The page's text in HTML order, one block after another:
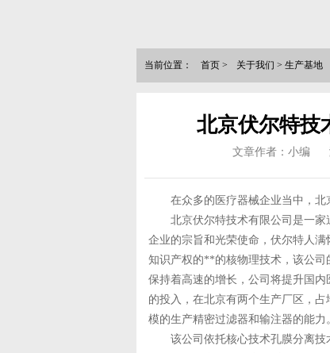
当前位置： 首页 > 关于我们 > 生产基地
北京伏尔特技
文章作者：小编
在众多的医疗器械企业当中，北
北京伏尔特技术有限公司是一家
企业的宗旨和光荣使命，伏尔特人
知识产权的**的核物理技术，该公司
保持着高速的增长，公司将提升国
的投入，在北京有两个生产厂区，
模的生产精密过滤器和输注器的能力
该公司依托核心技术孔膜分离技